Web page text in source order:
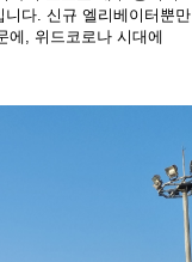
니다. 신규 엘리베이터뿐만
에 , 위드코로나 시대에